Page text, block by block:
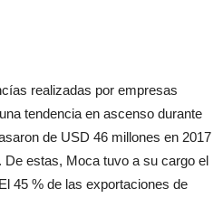
realizadas por empresas
tendencia en ascenso durante
de USD 46 millones en 2017
De estas, Moca tuvo a su cargo el
45 % de las exportaciones de